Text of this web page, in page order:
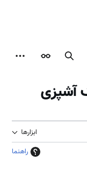
جستجوظاهر
آشپزی
ابزارها
راهنما